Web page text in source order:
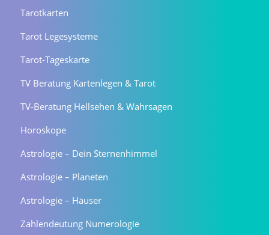
Tarotkarten
Tarot Legesysteme
Tarot-Tageskarte
TV Beratung Kartenlegen & Tarot
TV-Beratung Hellsehen & Wahrsagen
Horoskope
Astrologie – Dein Sternenhimmel
Astrologie – Planeten
Astrologie – Häuser
Zahlendeutung Numerologie